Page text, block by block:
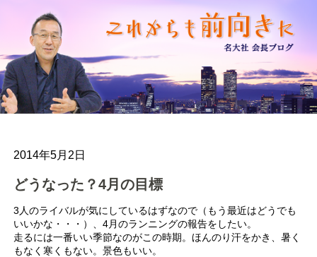
2014年5月2日
どうなった？4月の目標
3人のライバルが気にしているはずなので（もう最近はどうでも
いいかな・・・）、4月のランニングの報告をしたい。
走るには一番いい季節なのがこの時期。ほんのり汗をかき、暑く
もなく寒くもない。景色もいい。